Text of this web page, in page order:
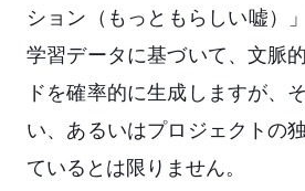
ション（もっともらしい嘘）
学習データに基づいて、文脈
ドを確率的に生成しますが、
い、あるいはプロジェクトの
ているとは限りません。